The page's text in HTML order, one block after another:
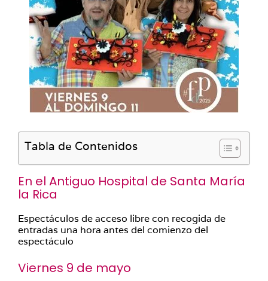
Tabla de Contenidos
En el Antiguo Hospital de Santa María
la Rica
Espectáculos de acceso libre con recogida de
entradas una hora antes del comienzo del
espectáculo
Viernes 9 de mayo